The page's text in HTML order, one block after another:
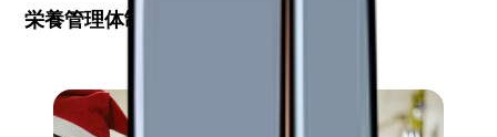
栄養管理体制の整備